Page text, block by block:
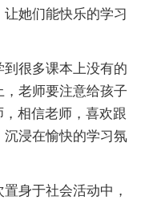
她们能快乐的学习
很多课本上没有的
老师要注意给孩子
相信老师，喜欢跟
浸在愉快的学习氛
身于社会活动中，